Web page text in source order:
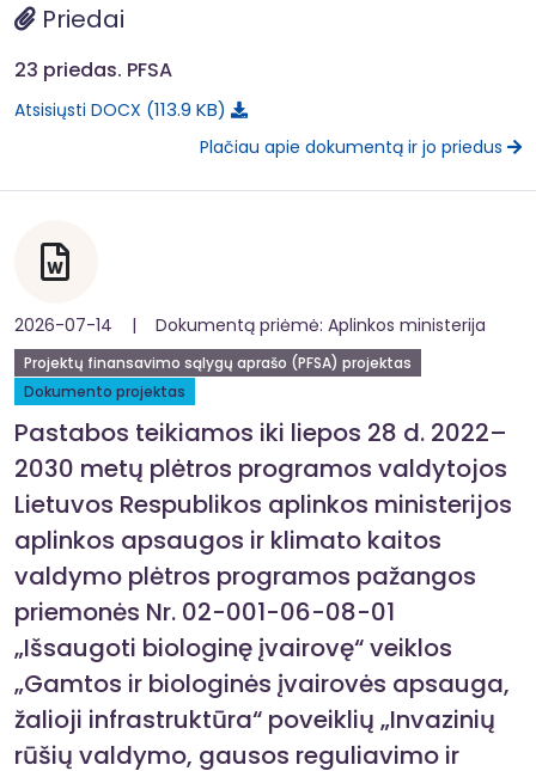
Priedai
23 priedas. PFSA
Atsisiųsti DOCX 113.9 KB
Plačiau apie dokumentą ir jo priedus
2026-07-14 | Dokumentą priėmė: Aplinkos ministerija
Projektų finansavimo sąlygų aprašo (PFSA) projektas
Dokumento projektas
Pastabos teikiamos iki liepos 28 d. 2022–
2030 metų plėtros programos valdytojos
Lietuvos Respublikos aplinkos ministerijos
aplinkos apsaugos ir klimato kaitos
valdymo plėtros programos pažangos
priemonės Nr. 02-001-06-08-01
„Išsaugoti biologinę įvairovę“ veiklos
„Gamtos ir biologinės įvairovės apsauga,
žalioji infrastruktūra“ poveiklių „Invazinių
rūšių valdymo, gausos reguliavimo ir